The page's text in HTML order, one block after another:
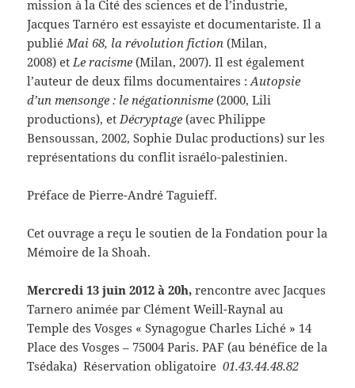
mission à la Cité des sciences et de l’industrie,
Jacques Tarnéro est essayiste et documentariste. Il a
publiéMai 68, la révolution fiction (Milan,
2008) etLe racisme (Milan, 2007). Il est également
l’auteur de deux films documentaires :Autopsie
d’un mensonge : le négationnisme (2000, Lili
productions), etDécryptage (avec Philippe
Bensoussan, 2002, Sophie Dulac productions) sur les
représentations du conflit israélo-palestinien.
Préface de Pierre-André Taguieff.
Cet ouvrage a reçu le soutien de la Fondation pour la
Mémoire de la Shoah.
Mercredi 13 juin 2012 à 20h, rencontre avec Jacques
Tarnero animée par Clément Weill-Raynal au
Temple des Vosges « Synagogue Charles Liché » 14
Place des Vosges – 75004 Paris. PAF (au bénéfice de la
Tsédaka) Réservation obligatoire 01.43.44.48.82